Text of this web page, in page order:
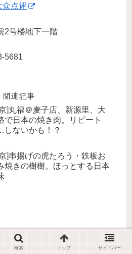
众点评
2号楼地下一階
5681
関連記事
]丸福＠麦子店、新源里、大
で日本の焼き肉。リピート
しないかも！？
]串揚げの虎たろう・鉄板お
焼きの樹樹。ほっとする日本
京]居酒屋宇治川でリーズナブ
検索 トップ サイドバー